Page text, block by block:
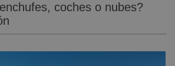
coches o nubes?